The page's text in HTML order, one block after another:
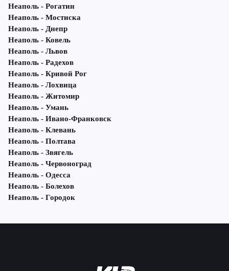
Неаполь - Рогатин
Неаполь - Мостиска
Неаполь - Днепр
Неаполь - Ковель
Неаполь - Львов
Неаполь - Радехов
Неаполь - Кривой Рог
Неаполь - Лохвица
Неаполь - Житомир
Неаполь - Умань
Неаполь - Ивано-Франковск
Неаполь - Клевань
Неаполь - Полтава
Неаполь - Звягель
Неаполь - Червоноград
Неаполь - Одесса
Неаполь - Болехов
Неаполь - Городок